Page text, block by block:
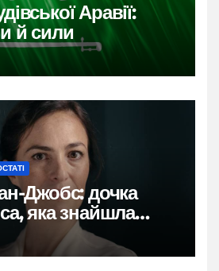
Аравії:
й сили
Джобс: дочка
яка знайшла